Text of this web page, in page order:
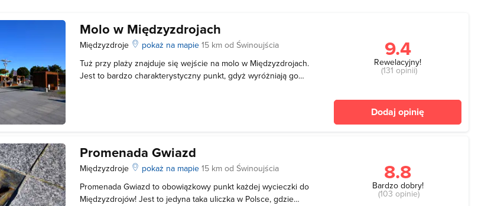
Molo w Międzyzdrojach
Międzyzdroje pokaż na mapie15 km od Świnoujścia
Tuż przy plaży znajduje się wejście na molo w Międzyzdrojach.
Jest to bardzo charakterystyczny punkt, gdyż wyróżniają go
9.4
Rewelacyjny!
(131 opinii)
Dodaj opinię
Promenada Gwiazd
Międzyzdroje pokaż na mapie15 km od Świnoujścia
Promenada Gwiazd to obowiązkowy punkt każdej wycieczki do
Międzyzdrojów! Jest to jedyna taka uliczka w Polsce, gdzie
8.8
Bardzo dobry!
(103 opinie)